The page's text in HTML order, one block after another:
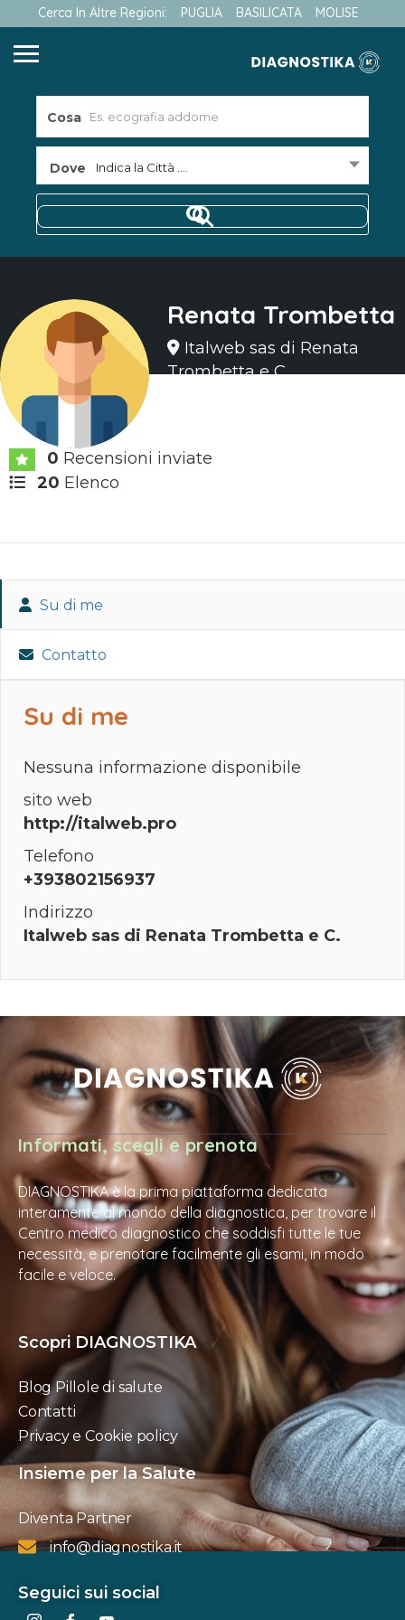
Cerca In Altre Regioni: PUGLIA BASILICATA MOLISE
Cosa
Dove Indica la Città ....
Renata Trombetta
Italweb sas di Renata
Trombetta e C.
0 Recensioni inviate
20 Elenco
Su di me
Contatto
Su di me
Nessuna informazione disponibile
sito web
http://italweb.pro
Telefono
+393802156937
Indirizzo
Italweb sas di Renata Trombetta e C.
Informati, scegli e prenota
DIAGNOSTIKA è la prima piattaforma dedicata
interamente al mondo della diagnostica, per trovare il
Centro medico diagnostico che soddisfi tutte le tue
necessità, e prenotare facilmente gli esami, in modo
facile e veloce.
Scopri DIAGNOSTIKA
Blog Pillole di salute
Contatti
Privacy e Cookie policy
Insieme per la Salute
Diventa Partner
info@diagnostika.it
Seguici sui social